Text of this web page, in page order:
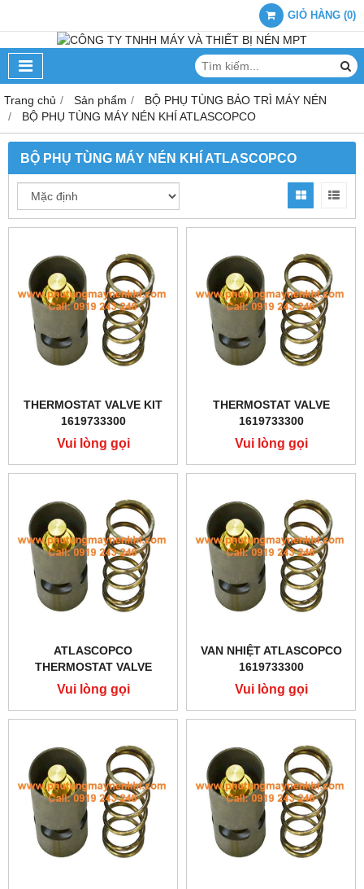
GIỎ HÀNG (0)
Trang chủ Sản phẩm
BỘ PHỤ TÙNG BẢO TRÌ MÁY NÉN
BỘ PHỤ TÙNG MÁY NÉN KHÍ ATLASCOPCO
BỘ PHỤ TÙNG MÁY NÉN KHÍ ATLASCOPCO
THERMOSTAT VALVE KIT
1619733300
Vui lòng gọi
THERMOSTAT VALVE
1619733300
Vui lòng gọi
ATLASCOPCO
THERMOSTAT VALVE
1619733300
Vui lòng gọi
VAN NHIỆT ATLASCOPCO
1619733300
Vui lòng gọi